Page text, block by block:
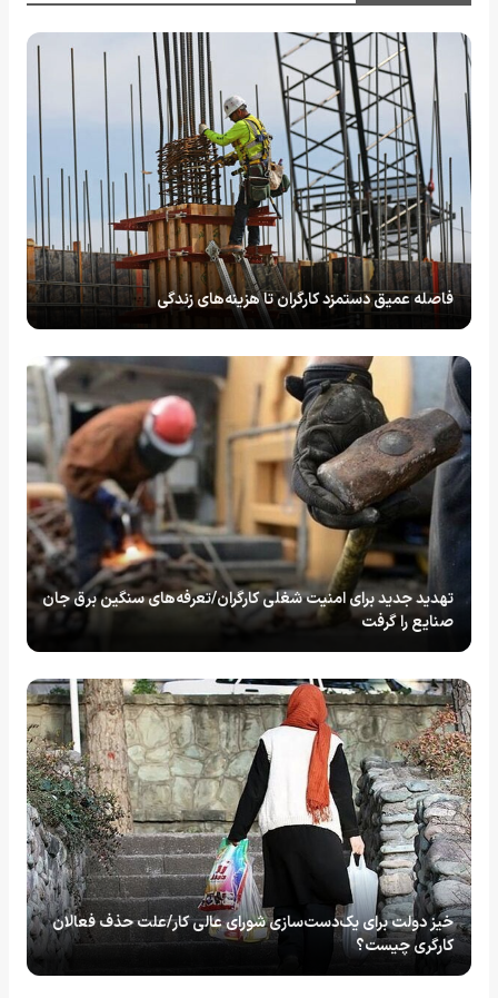
فاصله عمیق دستمزد کارگران تا هزینه‌های زندگی
تهدید جدید برای امنیت شغلی کارگران/تعرفه‌های سنگین برق جان
صنایع را گرفت
خیز دولت برای یک‌دست‌سازی شورای عالی کار/علت حذف فعالان
کارگری چیست؟